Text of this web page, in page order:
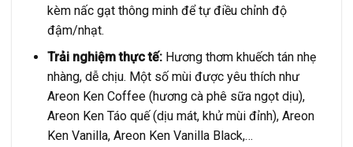
kèm nấc gạt thông minh để tự điều chỉnh độ
đậm/nhạt.
Trải nghiệm thực tế:Hương thơm khuếch tán nhẹ
nhàng, dễ chịu. Một số mùi được yêu thích như
Areon Ken Coffee (hương cà phê sữa ngọt dịu),
Areon Ken Táo quế (dịu mát, khử mùi đỉnh), Areon
Ken Vanilla, Areon Ken Vanilla Black,…